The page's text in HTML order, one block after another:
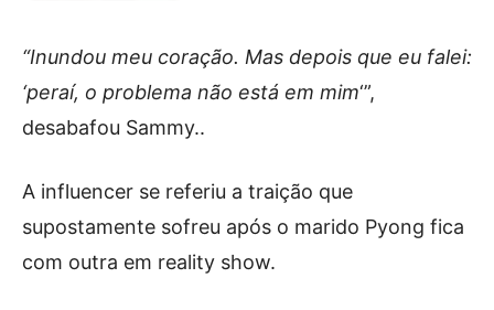
“Inundou meu coração. Mas depois que eu falei:
‘peraí, o problema não está em mim‘”,
desabafou Sammy..
A influencer se referiu a traição que
supostamente sofreu após o marido Pyong fica
com outra em reality show.